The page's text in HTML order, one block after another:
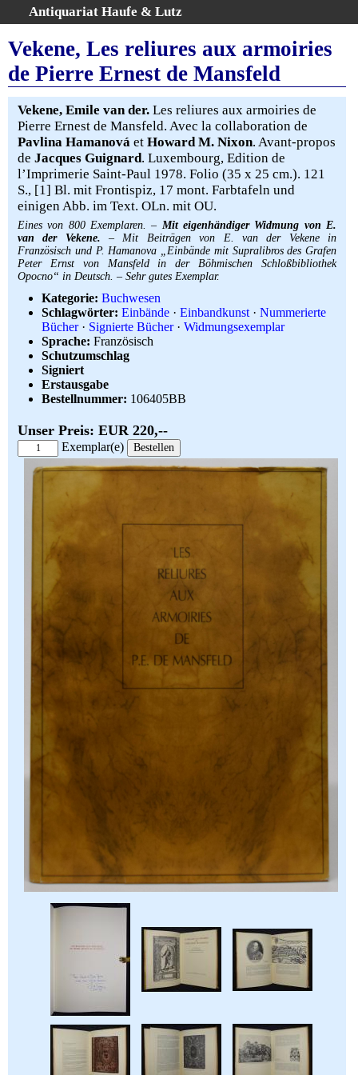
Antiquariat Haufe & Lutz
Home
Gesamtbestand
Erweiterte Suche
Kategorien
Schlagwörter
Warenkorb
AGB
Widerruf
Über uns
Aktuelle Kataloge
Kontakt
Ankauf
Links
Impressum
Vekene, Les reliures aux armoiries
de Pierre Ernest de Mansfeld
Vekene, Emile van der. Les reliures aux armoiries de
Pierre Ernest de Mansfeld. Avec la collaboration de
Pavlina Hamanová et Howard M. Nixon. Avant-propos
de Jacques Guignard. Luxembourg, Edition de
l’Imprimerie Saint-Paul 1978. Folio (35 x 25 cm.). 121
S., [1] Bl. mit Frontispiz, 17 mont. Farbtafeln und
einigen Abb. im Text. OLn. mit OU.
Eines von 800 Exemplaren. – Mit eigenhändiger Widmung von E.
van der Vekene. – Mit Beiträgen von E. van der Vekene in
Französisch und P. Hamanova „Einbände mit Supralibros des Grafen
Peter Ernst von Mansfeld in der Böhmischen Schloßbibliothek
Opocno“ in Deutsch. – Sehr gutes Exemplar.
Kategorie: Buchwesen
Schlagwörter: Einbände · Einbandkunst · Nummerierte
Bücher· Signierte Bücher· Widmungsexemplar
Sprache: Französisch
Schutzumschlag
Signiert
Erstausgabe
Bestellnummer: 106405BB
Unser Preis: EUR 220,--
Exemplar(e)